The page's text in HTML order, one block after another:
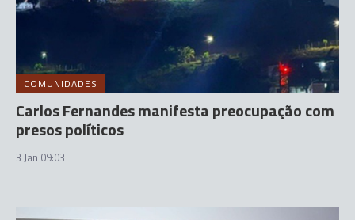
COMUNIDADES
Carlos Fernandes manifesta preocupação com
presos políticos
3 Jan 09:03